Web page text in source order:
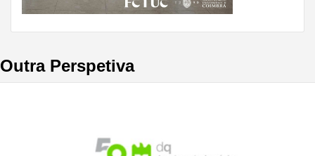
Outra Perspetiva